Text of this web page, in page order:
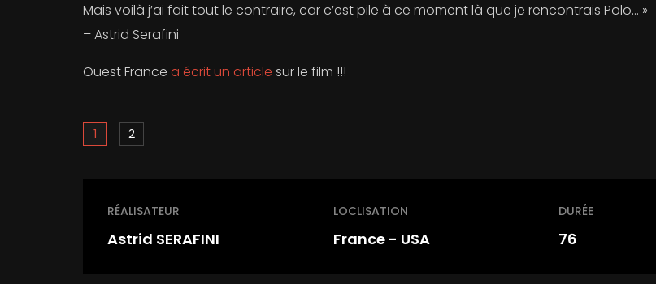
Mais voilà j’ai fait tout le contraire, car c’est pile à ce moment là que je rencontrais Polo… »
– Astrid Serafini
Ouest France a écrit un article sur le film !!!
1 2
RÉALISATEUR
Astrid SERAFINI
LOCLISATION
France - USA
DURÉE
76